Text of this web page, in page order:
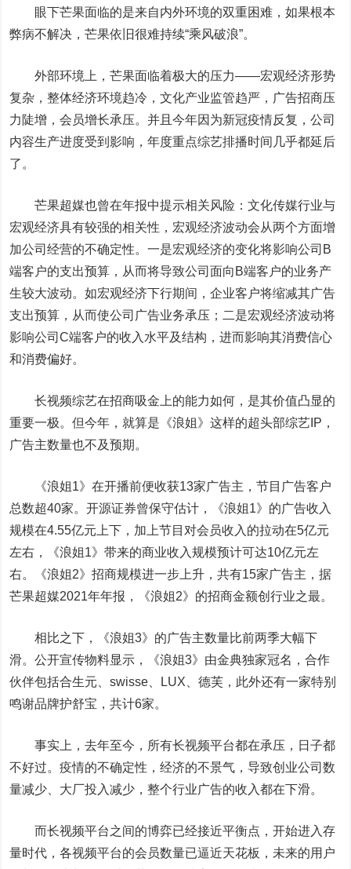
眼下芒果面临的是来自内外环境的双重困难，如果根本
弊病不解决，芒果依旧很难持续“乘风破浪”。
外部环境上，芒果面临着极大的压力——宏观经济形势
复杂，整体经济环境趋冷，文化产业监管趋严，广告招商压
力陡增，会员增长承压。并且今年因为新冠疫情反复，公司
内容生产进度受到影响，年度重点综艺排播时间几乎都延后
了。
芒果超媒也曾在年报中提示相关风险：文化传媒行业与
宏观经济具有较强的相关性，宏观经济波动会从两个方面增
加公司经营的不确定性。一是宏观经济的变化将影响公司B
端客户的支出预算，从而将导致公司面向B端客户的业务产
生较大波动。如宏观经济下行期间，企业客户将缩减其广告
支出预算，从而使公司广告业务承压；二是宏观经济波动将
影响公司C端客户的收入水平及结构，进而影响其消费信心
和消费偏好。
长视频综艺在招商吸金上的能力如何，是其价值凸显的
重要一极。但今年，就算是《浪姐》这样的超头部综艺IP，
广告主数量也不及预期。
《浪姐1》在开播前便收获13家广告主，节目广告客户
总数超40家。开源证券曾保守估计，《浪姐1》的广告收入
规模在4.55亿元上下，加上节目对会员收入的拉动在5亿元
左右，《浪姐1》带来的商业收入规模预计可达10亿元左
右。《浪姐2》招商规模进一步上升，共有15家广告主，据
芒果超媒2021年年报，《浪姐2》的招商金额创行业之最。
相比之下，《浪姐3》的广告主数量比前两季大幅下
滑。公开宣传物料显示，《浪姐3》由金典独家冠名，合作
伙伴包括合生元、swisse、LUX、德芙，此外还有一家特别
鸣谢品牌护舒宝，共计6家。
事实上，去年至今，所有长视频平台都在承压，日子都
不好过。疫情的不确定性，经济的不景气，导致创业公司数
量减少、大厂投入减少，整个行业广告的收入都在下滑。
而长视频平台之间的博弈已经接近平衡点，开始进入存
量时代，各视频平台的会员数量已逼近天花板，未来的用户